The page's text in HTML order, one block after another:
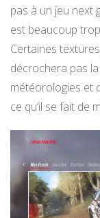
pas à un jeu next
est beaucoup
Certaines
décrochera pas
météorologies et
ce qu’il se fait de